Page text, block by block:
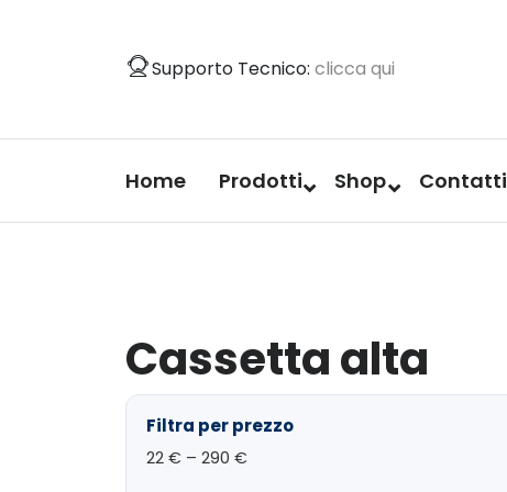
Supporto Tecnico: clicca qui
Home Prodotti Shop Contatti
Cassetta alta
Filtra per prezzo
22€ – 290 €